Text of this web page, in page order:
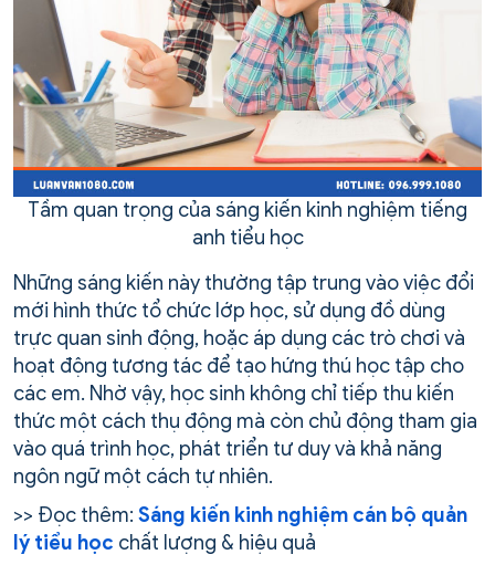
Tầm quan trọng của sáng kiến kinh nghiệm tiếng
anh tiểu học
Những sáng kiến này thường tập trung vào việc đổi
mới hình thức tổ chức lớp học, sử dụng đồ dùng
trực quan sinh động, hoặc áp dụng các trò chơi và
hoạt động tương tác để tạo hứng thú học tập cho
các em. Nhờ vậy, học sinh không chỉ tiếp thu kiến
thức một cách thụ động mà còn chủ động tham gia
vào quá trình học, phát triển tư duy và khả năng
ngôn ngữ một cách tự nhiên.
>> Đọc thêm: Sáng kiến kinh nghiệm cán bộ quản
lý tiểu học chất lượng & hiệu quả